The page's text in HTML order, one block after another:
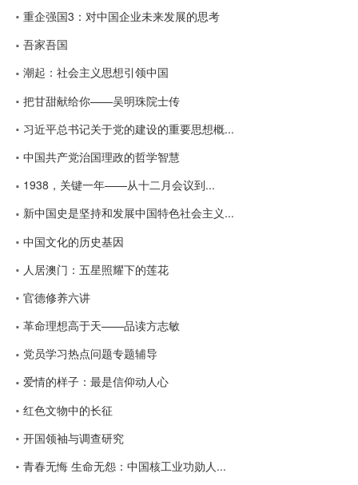
重企强国3：对中国企业未来发展的思考
吾家吾国
潮起：社会主义思想引领中国
把甘甜献给你——吴明珠院士传
习近平总书记关于党的建设的重要思想概...
中国共产党治国理政的哲学智慧
1938，关键一年——从十二月会议到...
新中国史是坚持和发展中国特色社会主义...
中国文化的历史基因
人居澳门：五星照耀下的莲花
官德修养六讲
革命理想高于天——品读方志敏
党员学习热点问题专题辅导
爱情的样子：最是信仰动人心
红色文物中的长征
开国领袖与调查研究
青春无悔 生命无怨：中国核工业功勋人...